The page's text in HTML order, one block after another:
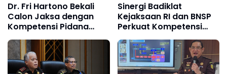
Dr. Fri Hartono Bekali
Calon Jaksa dengan
Kompetensi Pidana
Umum, Tekankan
Restorative Justice dan
Peran Dominus Litis
Sinergi Badiklat
Kejaksaan RI dan BNSP
Perkuat Kompetensi
Jaksa Melalui Sertifikasi
Profesional